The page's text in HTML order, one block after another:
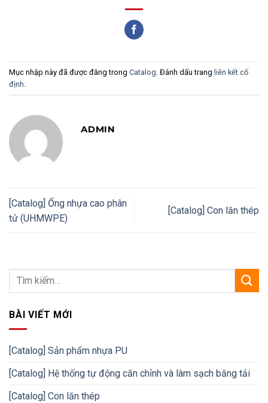
Mục nhập này đã được đăng trong Catalog . Đánh dấu trang liên kết cố
định
ADMIN
[Catalog] Ống nhựa cao phân
tử (UHMWPE)
[Catalog] Con lăn thép
BÀI VIẾT MỚI
[Catalog] Sản phẩm nhựa PU
[Catalog] Hệ thống tự động căn chỉnh và làm sạch băng tải
[Catalog] Con lăn thép